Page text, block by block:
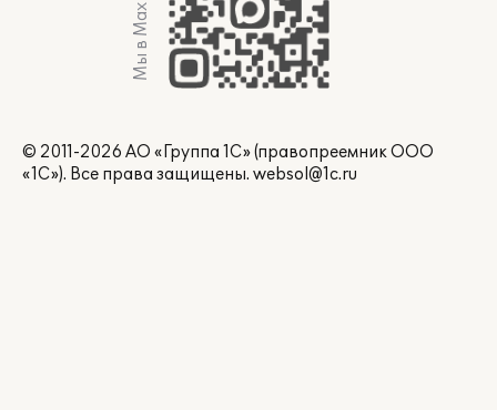
Мы в Max
© 2011-2026 АО «Группа 1С» (правопреемник ООО
«1С»). Все права защищены. websol@1c.ru